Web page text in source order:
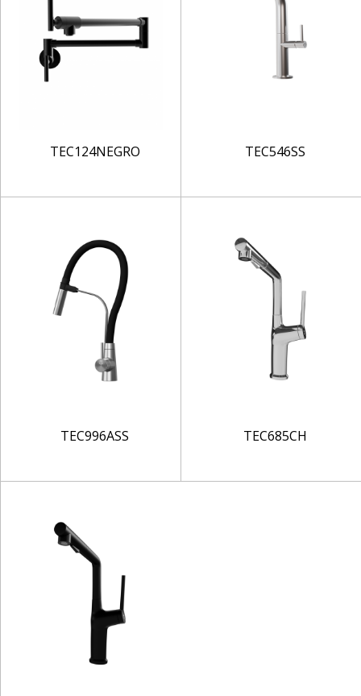
TEC124NEGRO TEC546SS
TEC996ASS TEC685CH